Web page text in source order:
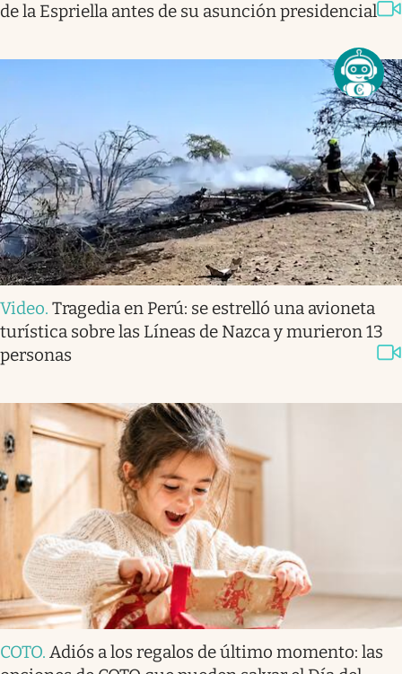
de la Espriella antes de su asunción presidencial
Video. Tragedia en Perú: se estrelló una avioneta
turística sobre las Líneas de Nazca y murieron 13
personas
COTO. Adiós a los regalos de último momento: las